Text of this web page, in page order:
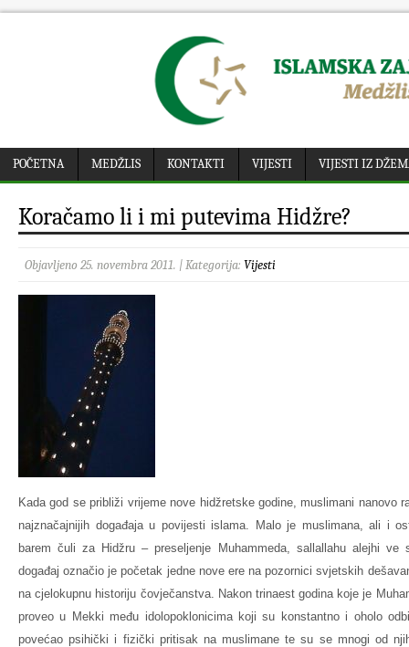
POČETNA MEDŽLIS KONTAKTI VIJESTI VIJESTI IZ
Koračamo li i mi putevima Hidžre?
Objavljeno 25. novembra 2011. | Kategorija: Vijesti
Kada god se približi vrijeme nove hidžretske godine, muslimani nanovo
najznačajnijih događaja u povijesti islama. Malo je muslimana, ali i
barem čuli za Hidžru – preseljenje Muhammeda, sallallahu alejhi
događaj označio je početak jedne nove ere na pozornici svjetskih
na cjelokupnu historiju čovječanstva. Nakon trinaest godina koje je
proveo u Mekki među idolopoklonicima koji su konstantno i oholo
povećao psihički i fizički pritisak na muslimane te su se mnogi od